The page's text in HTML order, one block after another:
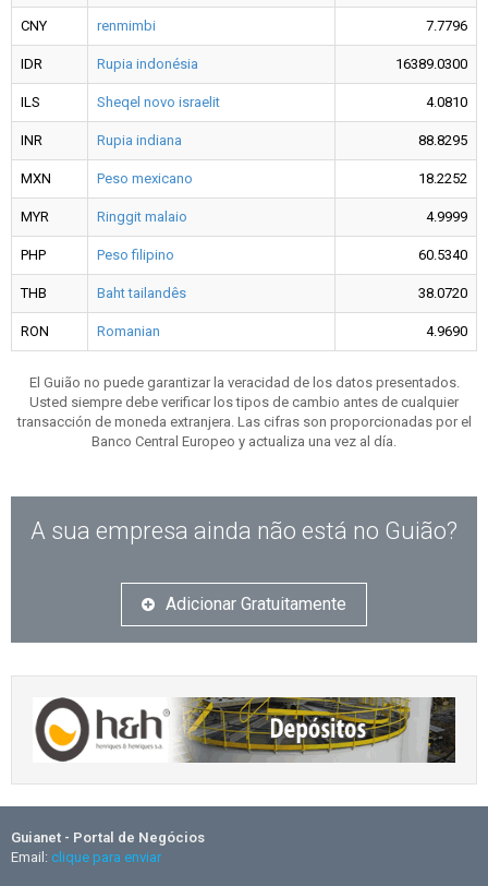
CNY renmimbi 7.7796
IDR Rupia indonésia 16389.0300
ILS Sheqel novo israelit 4.0810
INR Rupia indiana 88.8295
MXN Peso mexicano 18.2252
MYR Ringgit malaio 4.9999
PHP Peso filipino 60.5340
THB Baht tailandês 38.0720
RON Romanian 4.9690
El Guião no puede garantizar la veracidad de los datos presentados.
Usted siempre debe verificar los tipos de cambio antes de cualquier
transacción de moneda extranjera. Las cifras son proporcionadas por el
Banco Central Europeo y actualiza una vez al día.
A sua empresa ainda não está no Guião?
Adicionar Gratuitamente
Guianet - Portal de Negócios
Email: clique para enviar